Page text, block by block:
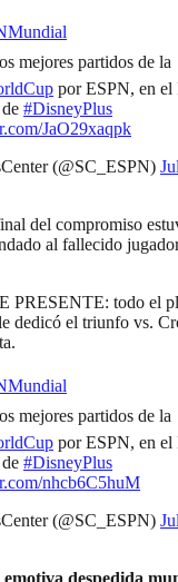
mejores partidos de la
por ESPN, en el
#DisneyPlus
JaO29xaqpk
(@SC_ESPN)
del compromiso
al fallecido
PRESENTE: todo el
dedicó el triunfo vs.
mejores partidos de la
por ESPN, en el
#DisneyPlus
nhcb6C5huM
(@SC_ESPN)
emotiva despedida